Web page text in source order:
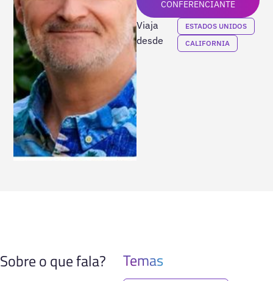
CONFERENCIANTE
Viaja
desde
ESTADOS UNIDOS
CALIFORNIA
Sobre o que fala? Temas